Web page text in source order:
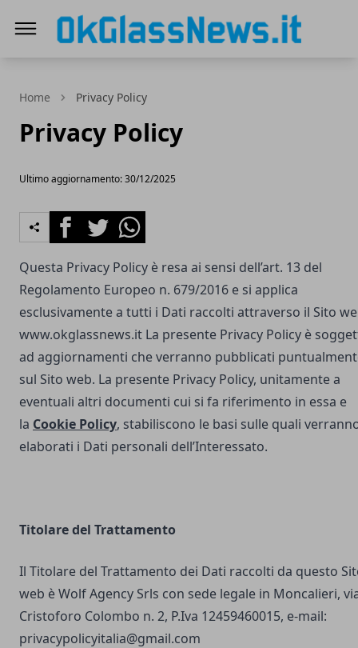
Home Privacy Policy
Privacy Policy
Ultimo aggiornamento: 30/12/2025
FacebookTwitterWhatsapp
Questa Privacy Policy è resa ai sensi dell’art. 13 del
Regolamento Europeo n. 679/2016 e si applica
esclusivamente a tutti i Dati raccolti attraverso il Sito
www.okglassnews.it La presente Privacy Policy è
ad aggiornamenti che verranno pubblicati
sul Sito web. La presente Privacy Policy, unitamente a
eventuali altri documenti cui si fa riferimento in essa e
la Cookie Policy, stabiliscono le basi sulle quali
elaborati i Dati personali dell’Interessato.
Titolare del Trattamento
Il Titolare del Trattamento dei Dati raccolti da questo
web è Wolf Agency Srls con sede legale in Moncalieri,
Cristoforo Colombo n. 2, P.Iva 12459460015, e-mail:
privacypolicyitalia@gmail.com